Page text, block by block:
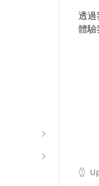
透過
體驗